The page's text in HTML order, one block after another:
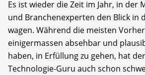
Es ist wieder die Zeit im Jahr, in der
und Branchenexperten den Blick in
wagen. Während die meisten
einigermassen absehbar und
haben, in Erfüllung zu gehen, hat
Technologie-Guru auch schon